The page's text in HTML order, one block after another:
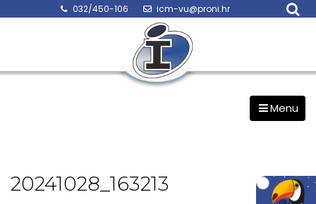
032/450-106 icm-vu@proni.hr
Menu
20241028_163213